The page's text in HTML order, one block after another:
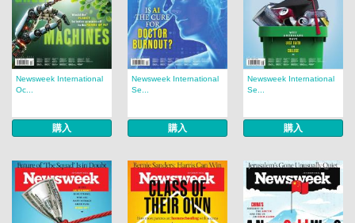
Newsweek International
Oc...
購入
Newsweek International
Se...
購入
Newsweek International
Se...
購入